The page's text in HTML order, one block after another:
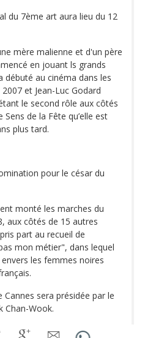
du 7ème art aura lieu du 12
mère malienne et d'un père
en jouant ls grands
débuté au cinéma dans les
et Jean-Luc Godard
le second rôle aux côtés
de la Fête qu’elle est
plus tard.
pour le césar du
monté les marches du
aux côtés de 15 autres
part au recueil de
mon métier", dans lequel
les femmes noires
sera présidée par le
Chan-Wook.